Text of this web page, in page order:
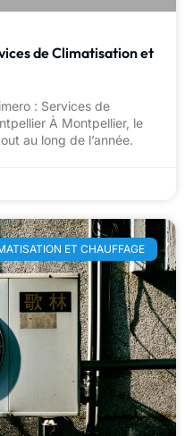
de Climatisation et
: Services de
À Montpellier, le
au long de l’année.
ET CHAUFFAGE